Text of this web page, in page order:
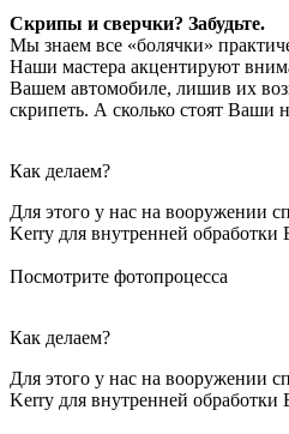
Скрипы и сверчки? Забудьте.
Мы знаем все «болячки»
Наши мастера акцентируют
Вашем автомобиле, лишив их
скрипеть. А сколько стоят Ваши
Как делаем?
Для этого у нас на вооружении
Kerry для внутренней обработки
Посмотрите фотопроцесса
Как делаем?
Для этого у нас на вооружении
Kerry для внутренней обработки